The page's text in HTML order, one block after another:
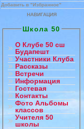
Добавить в "Избранное"
НАВИГАЦИЯ
Школа 50
О Клубе 50 сш
Будапешт
Участники Клуба
Рассказы
Встречи
Информация
Гостевая
Контакты
Фото Альбомы
классов
Учителя 50
школы